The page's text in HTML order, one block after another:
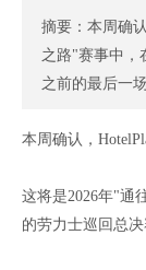
摘要：本周确
之路"赛事中，
之前的最后一
本周确认，
这将是2026年"通
的劳力士巡回总